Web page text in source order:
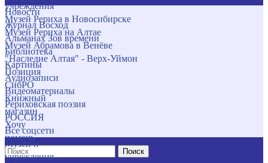
учреждения
Музей Рериха в Новосибирске
Музей Рериха на Алтае
Музей Абрамова в Венёве
"Наследие Алтая" - Верх-Уймон
Позиция
СибРО
Книжный
магазин
Хочу
помочь
Поиск
Новости
Журнал Восход
Альманах Зов времени
Библиотека
Картины
Аудиозаписи
Видеоматериалы
Рериховская поэзия
РОССИЯ
Все соцсети
Музеи и
учреждения